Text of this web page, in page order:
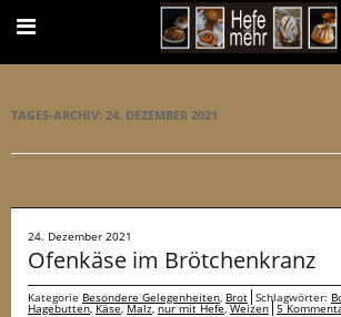
TAGES-ARCHIV: 24. DEZEMBER 2021
24. Dezember 2021
Ofenkäse im Brötchenkranz
Kategorie Besondere Gelegenheiten, Brot Schlagwörter:
Hagebutten,Käse,Malz,nur mit Hefe,Weizen 5